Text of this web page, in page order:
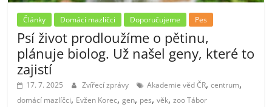
Články Domácí mazlíčci Doporučujeme Pes
Psí život prodloužíme o pětinu,
plánuje biolog. Už našel geny, které to
zajistí
17. 7. 2025 Zvířecí zprávy Akademie věd ČR,centrum,
domácí mazlíčci, Evžen Korec,gen, pes,věk,zoo Tábor